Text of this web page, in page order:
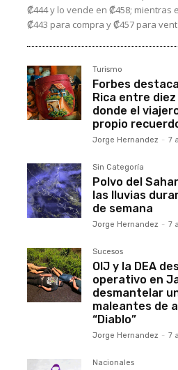
₡444 y lo vende en ₡458; mientras
₡443 para compra y ₡457 para
Turismo
Forbes
Rica entre
donde el
propio
Jorge Hernandez - 7
Sin Categoría
Polvo del
las lluvias
de semana
Jorge Hernandez - 7
Sucesos
OIJ y la DEA
operativo en
desmantelar
maleantes de
“Diablo”
Jorge Hernandez - 7
Nacionales